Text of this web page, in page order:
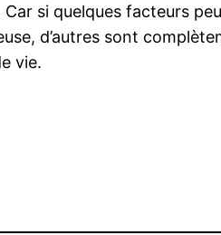
si quelques facteurs
d’autres sont
vie.